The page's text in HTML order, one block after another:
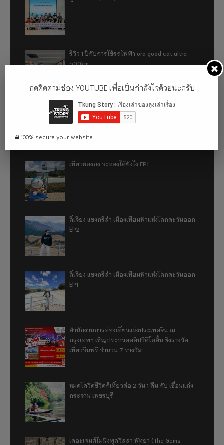
รีวิว 1 ปีกับการใช้รถไฟฟ้า ora good cat ultra
500km
เที่ยวฮ่องกง จะหลงได้ยังไง EP2
เที่ยวฮ่องกง จะหลงได้ยังไง EP1
ลี่เจียง แชงกรีล่า เมืองเทียมฟ้าแห่งโลกตะวันออก
EP2
ลี่เจียง แชงกรีล่า เมืองเทียมฟ้าแห่งโลกตะวันออก
EP1
สำนักงานการท่องเที่ยวแห่งประเทศจีน ณ
กรุงเทพฯ เชิญประกวดคลิปวิดีโอสั้น ชิงรางวัล
เที่ยวจีนฟรี จำนวน 7 รางวัล
หมดโควิดชีวิตก็เที่ยวต่อ 2 วัน 1 คืน กับ เขื่อนแก่ง
กระจาน เพชรบุรี
เดอะเจมส์ไมนิงพูลวิลลา พัทยา (The Gems
กดติดตามช่อง YOUTUBE เพื่อเป็นกำลังใจด้วยนะครับ
100% secure your website.